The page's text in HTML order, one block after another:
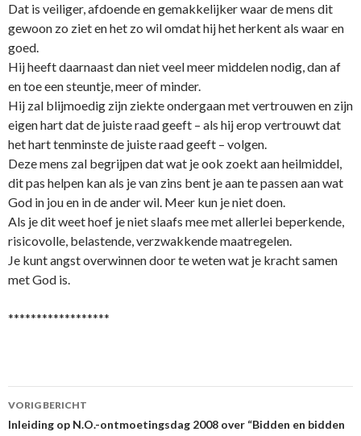
Dat is veiliger, afdoende en gemakkelijker waar de mens dit
gewoon zo ziet en het zo wil omdat hij het herkent als waar en
goed.
Hij heeft daarnaast dan niet veel meer middelen nodig, dan af
en toe een steuntje, meer of minder.
Hij zal blijmoedig zijn ziekte o­ndergaan met vertrouwen en zijn
eigen hart dat de juiste raad geeft – als hij erop vertrouwt dat
het hart tenminste de juiste raad geeft – volgen.
Deze mens zal begrijpen dat wat je ook zoekt aan heilmiddel,
dit pas helpen kan als je van zins bent je aan te passen aan wat
God in jou en in de ander wil. Meer kun je niet doen.
Als je dit weet hoef je niet slaafs mee met allerlei beperkende,
risicovolle, belastende, verzwakkende maatregelen.
Je kunt angst overwinnen door te weten wat je kracht samen
met God is.
******************
Berichtnavigatie
VORIG BERICHT
Inleiding op N.O.-ontmoetingsdag 2008 over “Bidden en bidden